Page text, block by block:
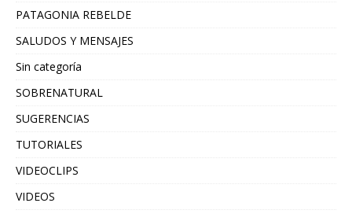
PATAGONIA REBELDE
SALUDOS Y MENSAJES
Sin categoría
SOBRENATURAL
SUGERENCIAS
TUTORIALES
VIDEOCLIPS
VIDEOS